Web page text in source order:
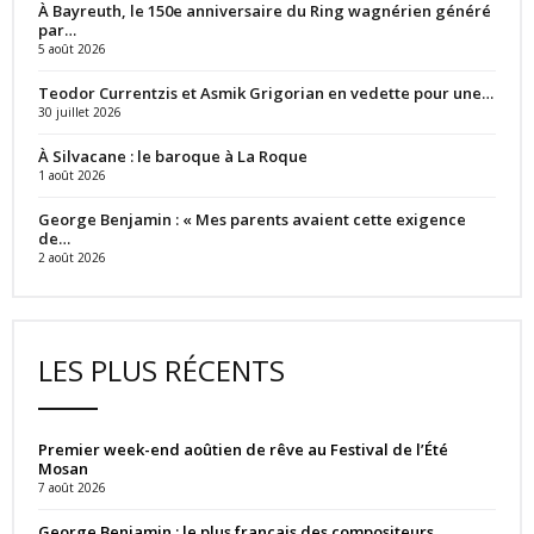
À Bayreuth, le 150e anniversaire du Ring wagnérien généré
par…
5 août 2026
Teodor Currentzis et Asmik Grigorian en vedette pour une…
30 juillet 2026
À Silvacane : le baroque à La Roque
1 août 2026
George Benjamin : « Mes parents avaient cette exigence
de…
2 août 2026
LES PLUS RÉCENTS
Premier week-end aoûtien de rêve au Festival de l’Été
Mosan
7 août 2026